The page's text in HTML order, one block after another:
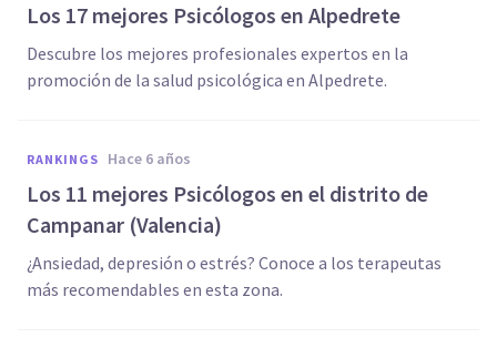
Los 17 mejores Psicólogos en Alpedrete
Descubre los mejores profesionales expertos en la
promoción de la salud psicológica en Alpedrete.
RANKINGS hace 6 años
Los 11 mejores Psicólogos en el distrito de
Campanar (Valencia)
¿Ansiedad, depresión o estrés? Conoce a los terapeutas
más recomendables en esta zona.